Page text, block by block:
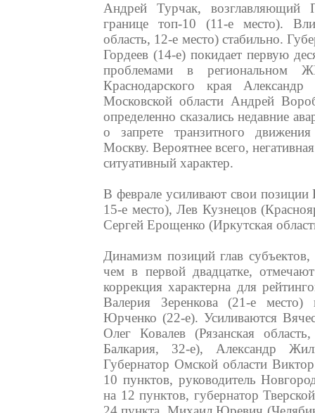
Андрей Турчак, возглавляющий
границе топ-10 (11-е место).
область, 12-е место) стабильно.
Гордеев (14-е) покидает первую
проблемами в региональном
Краснодарского края
Московской области Андрей
определенно сказались недавние
о запрете транзитного
Москву. Вероятнее всего,
ситуативный характер.
В феврале усиливают свои позиции
15-е место), Лев Кузнецов
Сергей Ерощенко (Иркутская
Динамизм позиций глав
чем в первой двадцатке,
коррекция характерна для
Валерия Зеренкова (21-е
Юрченко (22-е). Усиливаются
Олег Ковалев (Рязанская
Балкария, 32-е), Александр
Губернатор Омской области
10 пунктов, руководитель
на 12 пунктов, губернатор